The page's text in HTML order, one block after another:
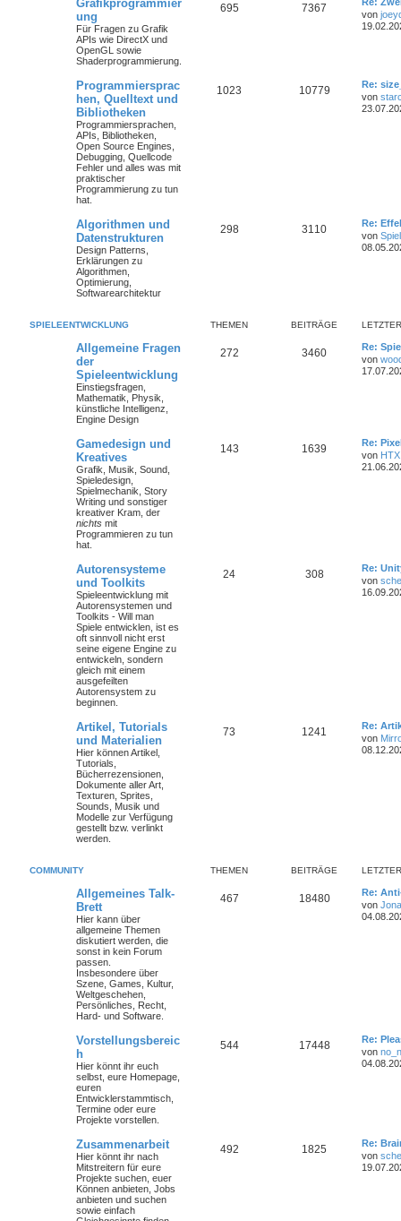
Grafikprogrammier
ung
Für Fragen zu Grafik
APIs wie DirectX und
OpenGL sowie
Shaderprogrammierung.
695 7367
von
Programmiersprac
hen, Quelltext und
Bibliotheken
Programmiersprachen,
APIs, Bibliotheken,
Open Source Engines,
Debugging, Quellcode
Fehler und alles was mit
praktischer
Programmierung zu tun
hat.
1023 10779
Re:
von
Algorithmen und
Datenstrukturen
Design Patterns,
Erklärungen zu
Algorithmen,
Optimierung,
Softwarearchitektur
298 3110
Re:
von
SPIELEENTWICKLUNG THEMEN BEITRÄGE
Allgemeine Fragen
der
Spieleentwicklung
Einstiegsfragen,
Mathematik, Physik,
künstliche Intelligenz,
Engine Design
272 3460
Re:
von
Gamedesign und
Kreatives
Grafik, Musik, Sound,
Spieledesign,
Spielmechanik, Story
Writing und sonstiger
kreativer Kram, der
nichts mit
Programmieren zu tun
hat.
143 1639
Re:
von HTX
Autorensysteme
und Toolkits
Spieleentwicklung mit
Autorensystemen und
Toolkits - Will man
Spiele entwicklen, ist es
oft sinnvoll nicht erst
seine eigene Engine zu
entwickeln, sondern
gleich mit einem
ausgefeilten
Autorensystem zu
beginnen.
24 308
Re:
von
Artikel, Tutorials
und Materialien
Hier können Artikel,
Tutorials,
Bücherrezensionen,
Dokumente aller Art,
Texturen, Sprites,
Sounds, Musik und
Modelle zur Verfügung
gestellt bzw. verlinkt
werden.
73 1241
Re:
von
COMMUNITY THEMEN BEITRÄGE
Allgemeines Talk-
Brett
Hier kann über
allgemeine Themen
diskutiert werden, die
sonst in kein Forum
passen.
Insbesondere über
Szene, Games, Kultur,
Weltgeschehen,
Persönliches, Recht,
Hard- und Software.
467 18480
Re:
von
Vorstellungsbereic
h
Hier könnt ihr euch
selbst, eure Homepage,
euren
Entwicklerstammtisch,
Termine oder eure
Projekte vorstellen.
544 17448
Re:
von
Zusammenarbeit
Hier könnt ihr nach
Mitstreitern für eure
Projekte suchen, euer
Können anbieten, Jobs
anbieten und suchen
sowie einfach
492 1825
Re:
von